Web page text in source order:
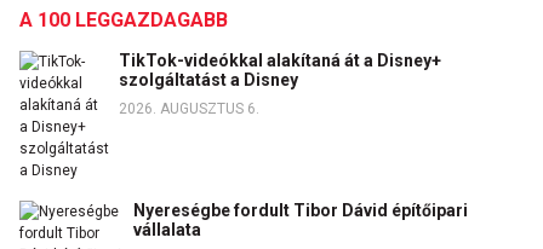
A 100 LEGGAZDAGABB
TikTok-videókkal alakítaná át a Disney+
szolgáltatást a Disney
2026. AUGUSZTUS 6.
Nyereségbe fordult Tibor Dávid építőipari
vállalata